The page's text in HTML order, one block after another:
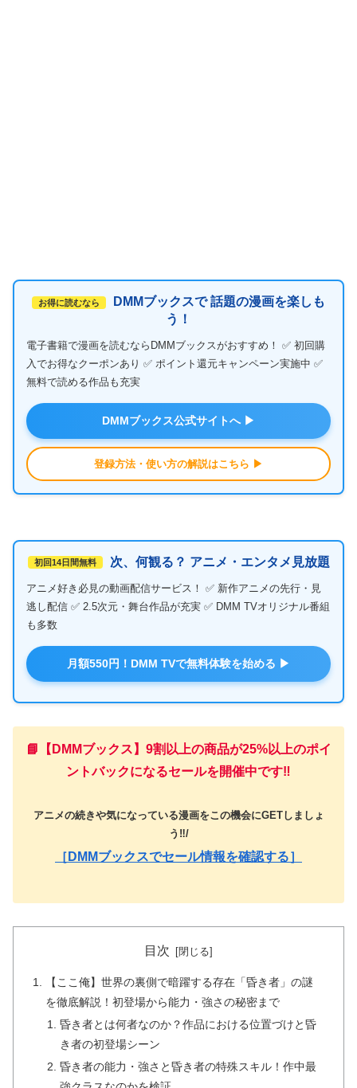
お得に読むなら
DMMブックスで 話題の漫画を楽しも
う！
電子書籍で漫画を読むならDMMブックスがおすすめ！ ✅ 初回購
入でお得なクーポンあり ✅ ポイント還元キャンペーン実施中 ✅
無料で読める作品も充実
DMMブックス公式サイトへ ▶
登録方法・使い方の解説はこちら ▶
初回14日間無料 次、何観る？ アニメ・エンタメ見放題
アニメ好き必見の動画配信サービス！ ✅ 新作アニメの先行・見
逃し配信 ✅ 2.5次元・舞台作品が充実 ✅ DMM TVオリジナル番組
も多数
月額550円！DMM TVで無料体験を始める ▶
📘【DMMブックス】9割以上の商品が25%以上のポイ
ントバックになるセールを開催中です‼️
アニメの続きや気になっている漫画をこの機会にGETしましょ
う‼️/
［DMMブックスでセール情報を確認する］
目次
【ここ俺】世界の裏側で暗躍する存在「昏き者」の謎
を徹底解説！初登場から能力・強さの秘密まで
昏き者とは何者なのか？作品における位置づけと昏
き者の初登場シーン
昏き者の能力・強さと昏き者の特殊スキル！作中最